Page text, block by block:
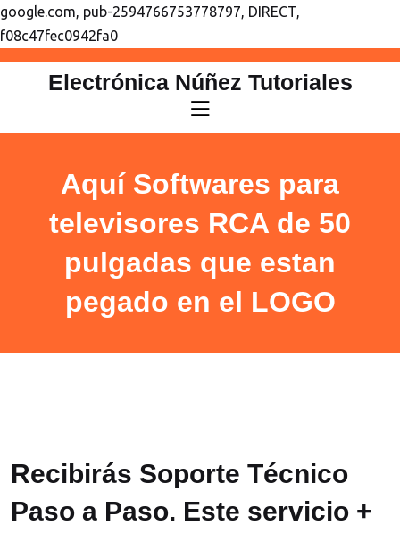
google.com, pub-2594766753778797, DIRECT,
f08c47fec0942fa0
saltar
Electrónica Núñez Tutoriales
Aquí Softwares para
televisores RCA de 50
pulgadas que estan
pegado en el LOGO
Recibirás Soporte Técnico
Paso a Paso. Este servicio +